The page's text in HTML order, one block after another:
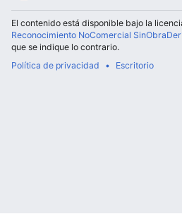
El contenido está disponible bajo la
Reconocimiento NoComercial
que se indique lo contrario.
Política de privacidad
Escritorio